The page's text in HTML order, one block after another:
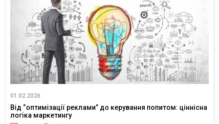
01.02.2026
Від “оптимізації реклами” до керування попитом: ціннісна
логіка маркетингу